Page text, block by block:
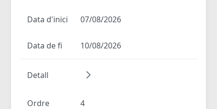
Data d'inici 07/08/2026
Data de fi 10/08/2026
Detall
Ordre 4